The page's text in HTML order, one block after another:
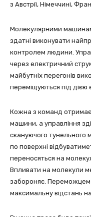
з Австрії, Німеччині,
Молекулярними
здатні виконувати
контролем людини.
через електричний
майбутніх перегонів
переміщуються під дією
Кожна з команд
машини, а управління
скануючого тунельного
по поверхні
переносяться на
Впливати на молекули
забороняє.
максимальну відстань